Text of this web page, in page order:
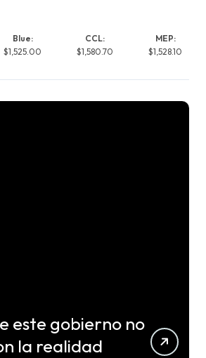
Blue:
$1,525.00
CCL:
$1,580.70
MEP:
$1,528.10
este gobierno no
la realidad